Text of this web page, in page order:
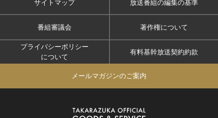
サイトマップ 放送番組の編集の基準
番組審議会 著作権について
プライバシーポリシー
について
有料基幹放送契約約款
メールマガジンのご案内